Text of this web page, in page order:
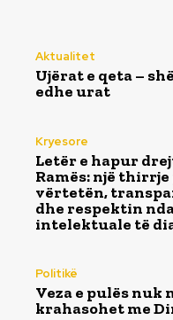
Aktualitet
Ujërat e qeta –
edhe urat
Kryesore
Letër e hapur
Ramës: një thirrje
vërtetën,
dhe respektin
intelektuale të
Politikë
Veza e pulës nuk
krahasohet me